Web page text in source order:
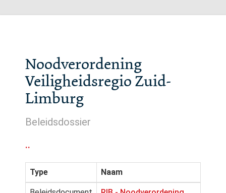
Noodverordening
Veiligheidsregio Zuid-
Limburg
Beleidsdossier
..
Type Naam